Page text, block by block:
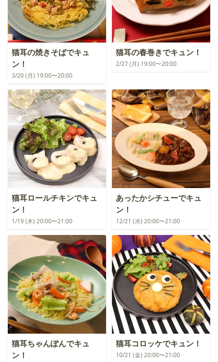
猫耳の焼きそばでキュ
ン！
3/20 (月) 19:00〜20:00
猫耳の春巻きでキュン！
2/27 (月) 19:00〜20:00
猫耳ロールチキンでキュ
ン！
1/19 (木) 20:00〜21:00
あったかシチューでキュ
ン！
12/21 (水) 20:00〜21:00
猫耳ちゃんぽんでキュ
ン！
猫耳コロッケでキュン！
10/21 (金) 20:00〜21:00